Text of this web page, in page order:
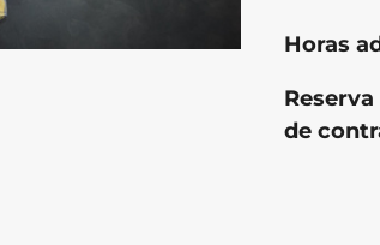
Horas
de